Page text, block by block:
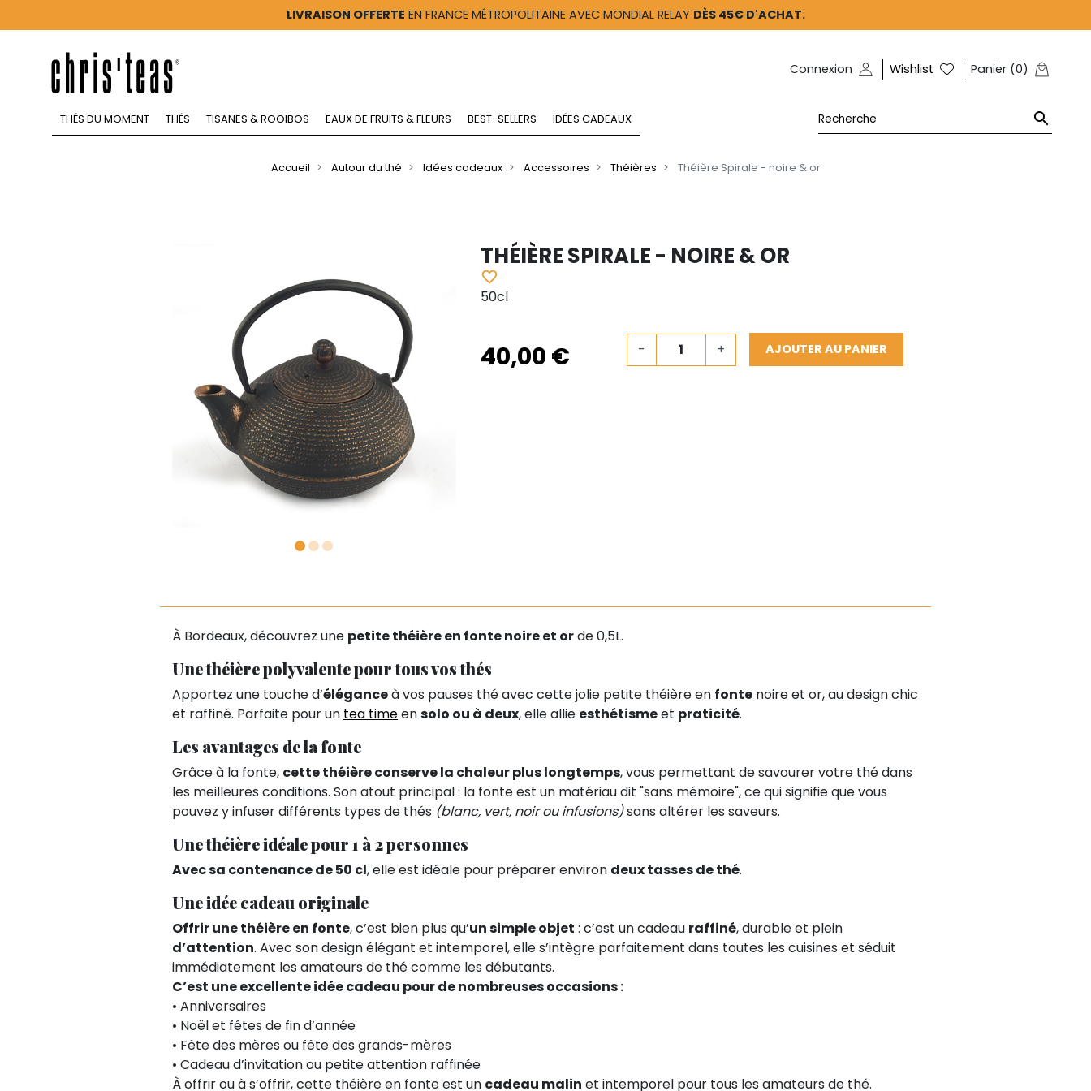
LIVRAISON OFFERTE EN FRANCE MÉTROPOLITAINE AVEC MONDIAL RELAY DÈS 45€ D'ACHAT.
Connexion Wishlist Panier (0)
THÉS DU MOMENT THÉS TISANES & ROOÏBOS EAUX DE FRUITS & FLEURS BEST-SELLERS IDÉES CADEAUX 
Accueil Autour du thé Idées cadeaux Accessoires Théières Théière Spirale - noire & or
THÉIÈRE SPIRALE - NOIRE & OR
favorite_border
50cl
40,00 € - + AJOUTER AU PANIER
À Bordeaux, découvrez une petite théière en fonte noire et orde 0,5L.
Une théière polyvalente pour tous vos thés
Apportez une touche d’éléganceà vos pauses thé avec cette jolie petite théière en fonte noire et or, au design chic
et raffiné. Parfaite pour un tea timeensolo ou à deux, elle allie esthétismeet praticité.
Les avantages de la fonte
Grâce à la fonte, cette théière conserve la chaleur plus longtemps, vous permettant de savourer votre thé dans
les meilleures conditions. Son atout principal : la fonte est un matériau dit "sans mémoire", ce qui signifie que vous
pouvez y infuser différents types de thés (blanc, vert, noir ou infusions)sans altérer les saveurs.
Une théière idéale pour 1 à 2 personnes
Avec sa contenance de 50 cl, elle est idéale pour préparer environ deux tasses de thé.
Une idée cadeau originale
Offrir une théière en fonte, c’est bien plus qu’un simple objet : c’est un cadeau raffiné, durable et plein
d’attention. Avec son design élégant et intemporel, elle s’intègre parfaitement dans toutes les cuisines et séduit
immédiatement les amateurs de thé comme les débutants.
C’est une excellente idée cadeau pour de nombreuses occasions :
• Anniversaires
• Noël et fêtes de fin d’année
• Fête des mères ou fête des grands-mères
• Cadeau d’invitation ou petite attention raffinée
À offrir ou à s’offrir, cette théière en fonte est un cadeau malin et intemporel pour tous les amateurs de thé.